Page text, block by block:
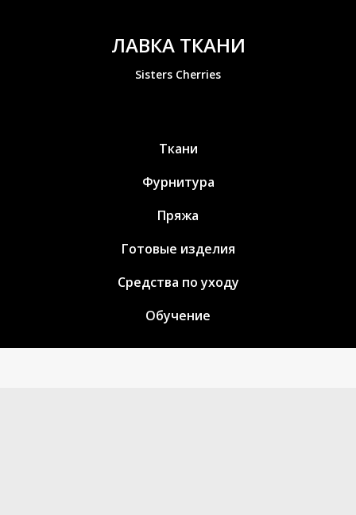
ЛАВКА ТКАНИ
Sisters Cherries
Ткани
Фурнитура
Пряжа
Готовые изделия
Средства по уходу
Обучение